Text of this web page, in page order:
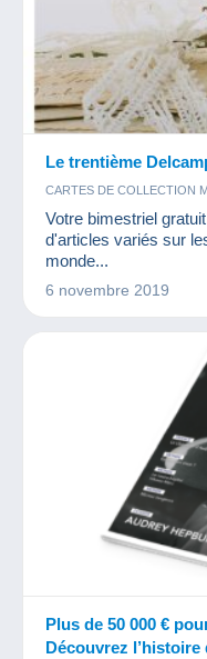
Le trentième
CARTES DE COLLECTION
TIMBRES
Votre bimestriel
d'articles variés sur
monde...
6 novembre 2019
Plus de 50 000 €
Découvrez